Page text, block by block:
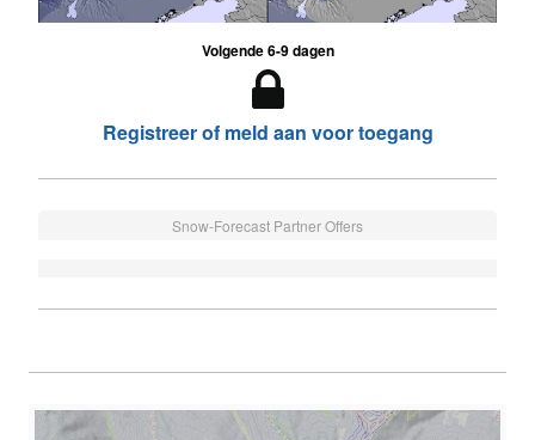
Volgende 6-9 dagen
Registreer of meld aan voor toegang
Snow-Forecast Partner Offers